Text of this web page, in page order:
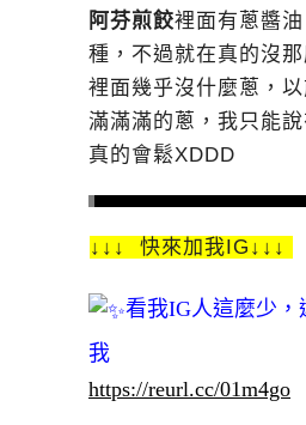
阿芬煎餃裡面有蔥醬
種，不過就在真的沒
裡面幾乎沒什麼蔥，
滿滿滿的蔥，我只能
真的會鬆XDDD
↓↓↓ 快來加我IG↓↓↓
看我IG人這麼少，
我
https://reurl.cc/01m4go